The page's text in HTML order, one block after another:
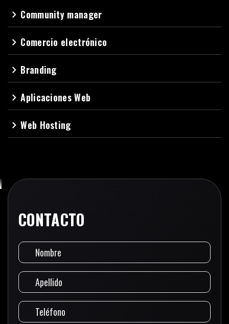
navigate_next Community manager
navigate_next Comercio electrónico
navigate_next Branding
navigate_nextAplicaciones Web
navigate_nextWeb Hosting
CONTACTO